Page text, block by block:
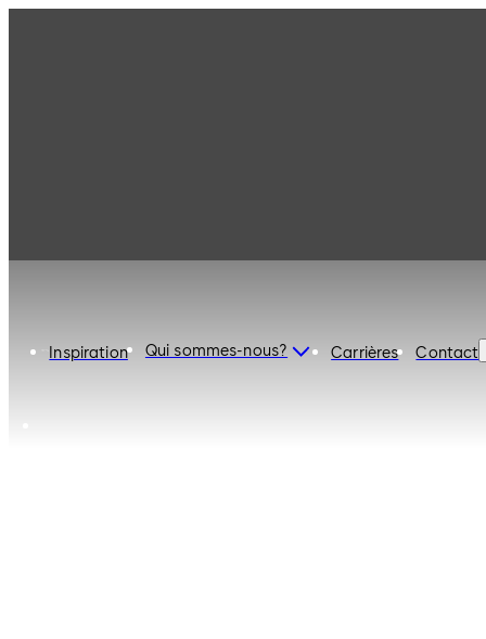
Inspiration Qui sommes-nous? Carrières Contact